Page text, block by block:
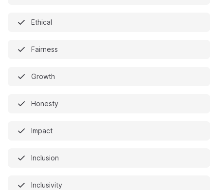
Ethical
Fairness
Growth
Honesty
Impact
Inclusion
Inclusivity